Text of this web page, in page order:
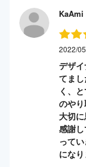
KaAmi
2022/
デザ
てま
く、
のや
大切
感謝
って
になり